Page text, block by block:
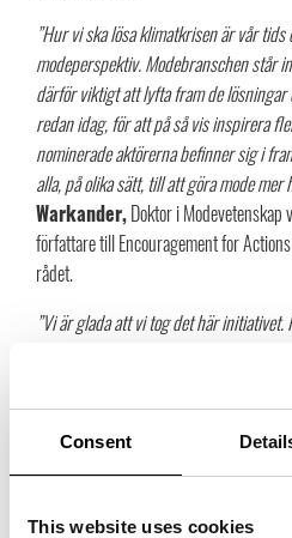
Consent
This website uses cookies
”Hur vi ska lösa klimatkrisen är vår
modeperspektiv. Modebranschen står
därför viktigt att lyfta fram de
redan idag, för att på så vis inspirera
nominerade aktörerna befinner sig i
alla, på olika sätt, till att göra mode mer
Warkander,Doktor i
författare till Encouragement for
rådet.
”Vi är glada att vi tog det här
individuella mål för att ändra
bro mellan bransch och konsument i
Eleby, projektledare tillsammans med
Fashion District/Trade Partners
NOMINERADE 2019